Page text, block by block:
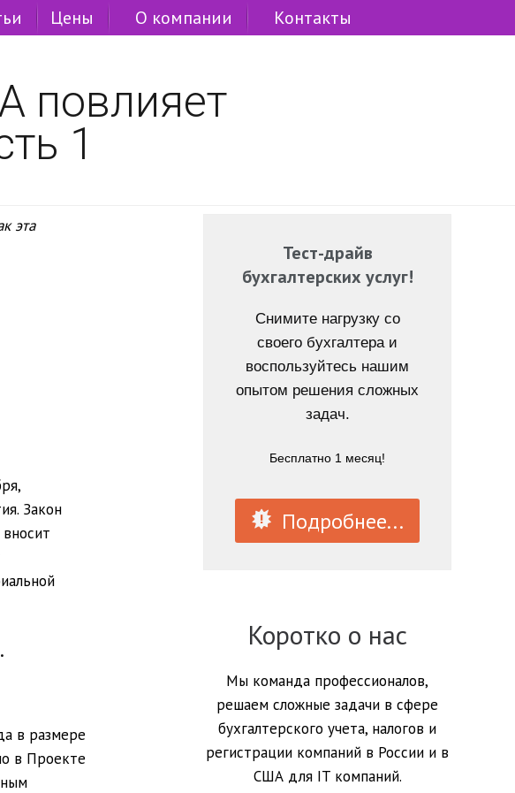
Цены О компании Контакты
повлияет
1
эта
Закон
в размере
в Проекте
Тест-драйв
бухгалтерских услуг!
Снимите нагрузку со
своего бухгалтера и
воспользуйтесь нашим
опытом решения сложных
задач.
Бесплатно 1 месяц!
Подробнее...
Коротко о нас
Мы команда профессионалов,
решаем сложные задачи в сфере
бухгалтерского учета, налогов и
регистрации компаний в России и в
США для IT компаний.